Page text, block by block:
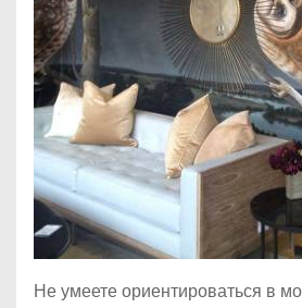
Не умеете ориентироваться в